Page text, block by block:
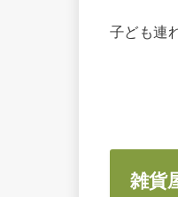
子ども連
雑貨